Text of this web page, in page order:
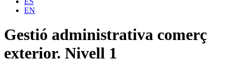
EN
Gestió administrativa comerç
exterior. Nivell 1